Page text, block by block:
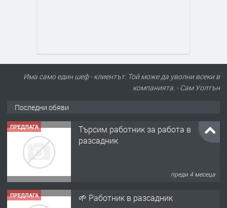
Има само един шеф - клиентът. Той може да уволни всеки в
компанията. - Сам Уолтън
Последни обяви
ПРЕДЛАГА
Търсим работник за работа в
разсадник
преди 4 месеца
ПРЕДЛАГА 🌱 Работник в разсадник